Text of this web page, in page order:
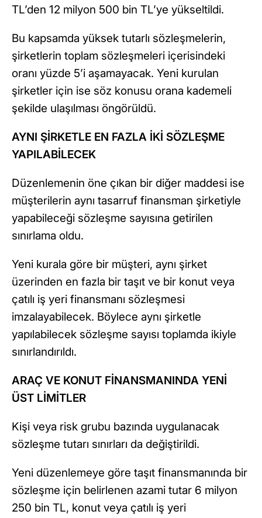
TL’den 12 milyon 500 bin TL’ye yükseltildi.
Bu kapsamda yüksek tutarlı sözleşmelerin,
şirketlerin toplam sözleşmeleri içerisindeki
oranı yüzde 5’i aşamayacak. Yeni kurulan
şirketler için ise söz konusu orana kademeli
şekilde ulaşılması öngörüldü.
AYNI ŞİRKETLE EN FAZLA İKİ SÖZLEŞME
YAPILABİLECEK
Düzenlemenin öne çıkan bir diğer maddesi ise
müşterilerin aynı tasarruf finansman şirketiyle
yapabileceği sözleşme sayısına getirilen
sınırlama oldu.
Yeni kurala göre bir müşteri, aynı şirket
üzerinden en fazla bir taşıt ve bir konut veya
çatılı iş yeri finansmanı sözleşmesi
imzalayabilecek. Böylece aynı şirketle
yapılabilecek sözleşme sayısı toplamda ikiyle
sınırlandırıldı.
ARAÇ VE KONUT FİNANSMANINDA YENİ
ÜST LİMİTLER
Kişi veya risk grubu bazında uygulanacak
sözleşme tutarı sınırları da değiştirildi.
Yeni düzenlemeye göre taşıt finansmanında bir
sözleşme için belirlenen azami tutar 6 milyon
250 bin TL, konut veya çatılı iş yeri